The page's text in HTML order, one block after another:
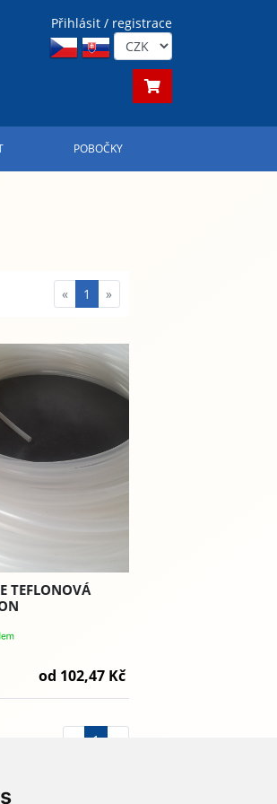
Přihlásit / registrace
POBOČKY
« 1 »
TEFLONOVÁ
od 102,47 Kč
1